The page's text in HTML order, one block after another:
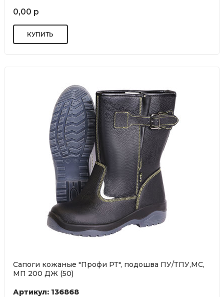
0,00 р
Сапоги кожаные "Профи РТ", подошва ПУ/ТПУ,МС,
МП 200 ДЖ (50)
Артикул: 136868